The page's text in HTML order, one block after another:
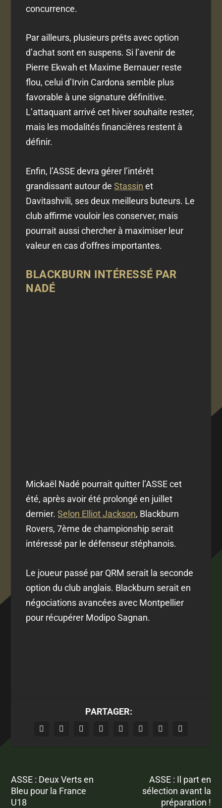
concurrence.
Par ailleurs, plusieurs prêts avec option
d’achat sont en suspens. Si l’avenir de
Pierre Ekwah et Maxime Bernauer reste
flou, celui d’Irvin Cardona semble plus
favorable à une signature définitive.
L’attaquant arrivé cet hiver souhaite rester,
mais les modalités financières restent à
définir.
Enfin, l’ASSE devra gérer l’intérêt
grandissant autour deStassin et
Davitashvili, ses deux meilleurs buteurs. Le
club affirme vouloir les conserver, mais
pourrait aussi chercher à maximiser leur
valeur en cas d’offres importantes.
BLACKBURN INTÉRESSÉ PAR
NADÉ
Mickaël Nadé pourrait quitter l’ASSE cet
été, après avoir été prolongé en juillet
dernier.Selon Elliot Jackson, Blackburn
Rovers, 7ème de championship serait
intéressé par le défenseur stéphanois.
Le joueur passé par QRM serait la seconde
option du club anglais. Blackburn serait en
négociations avancées avec Montpellier
pour récupérer Modipo Sagnan.
PARTAGER:
ASSE : Deux Verts en
Bleu pour la France
U18
ASSE : Il part en
sélection avant la
préparation !